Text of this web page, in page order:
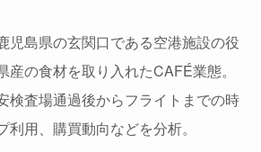
児島県の玄関口である空港施設の役
産の食材を取り入れたCAFÉ業態。
検査場通過後からフライトまでの時
利用、購買動向などを分析。